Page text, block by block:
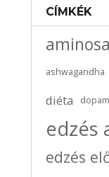
CÍMKÉK
ashwagandha
diéta
edzés
edzés